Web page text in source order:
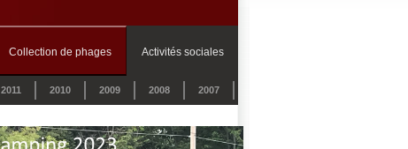
Collection de phages Activités sociales
2011 2010 2009 2008
2007